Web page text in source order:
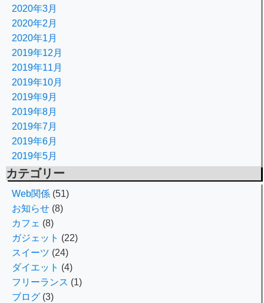
2020年3月
2020年2月
2020年1月
2019年12月
2019年11月
2019年10月
2019年9月
2019年8月
2019年7月
2019年6月
2019年5月
カテゴリー
Web関係 (51)
お知らせ (8)
カフェ (8)
ガジェット (22)
スイーツ (24)
ダイエット (4)
フリーランス (1)
ブログ (3)